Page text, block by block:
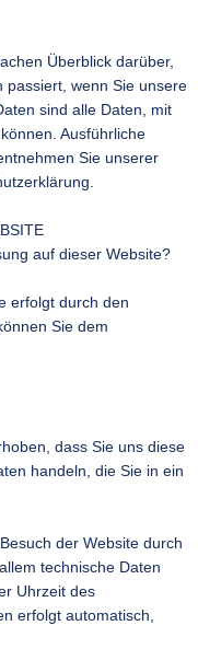
Überblick darüber,
passiert, wenn Sie unsere
sind alle Daten, mit
Ausführliche
Sie unserer
auf dieser Website?
erfolgt durch den
Sie dem
dass Sie uns diese
handeln, die Sie in ein
der Website durch
technische Daten
Uhrzeit des
erfolgt automatisch,